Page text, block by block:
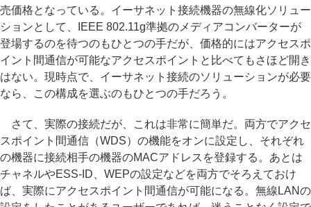
売価格となっている。イーサネット接続機器の無線化ソリュー
ションとして、IEEE 802.11g準拠のメディアコンバーターが
登場するのを待つのもひとつの手だが、価格的にはアクセスポ
イント間通信が可能なアクセスポイントと比べてもさほど開き
はない。現時点で、イーサネット接続のソリューションが必要
なら、この構成を選ぶのもひとつの手だろう。
さて、実際の接続だが、これは非常に簡単だ。両方でアクセ
スポイント間通信（WDS）の機能をオンに設定し、それぞれ
の機器に接続相手の機器のMACアドレスを登録する。あとは
チャネルやESS-ID、WEPの設定などを両方でそろえておけ
ば、実際にアクセスポイント間通信が可能になる。無線LANの